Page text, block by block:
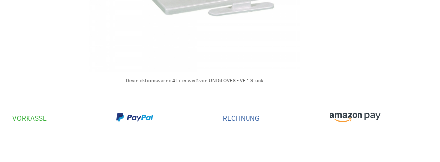
Desinfektionswanne 4 Liter weiß von UNIGLOVES - VE 1 Stück
VORKASSE RECHNUNG